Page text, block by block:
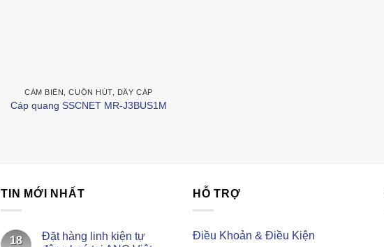
CẢM BIẾN, CUỘN HÚT, DÂY CÁP
Cáp quang SSCNET MR-J3BUS1M
TIN MỚI NHẤT
18
Đặt hàng linh kiện tự
HỖ TRỢ
Điều Khoản & Điều Kiện